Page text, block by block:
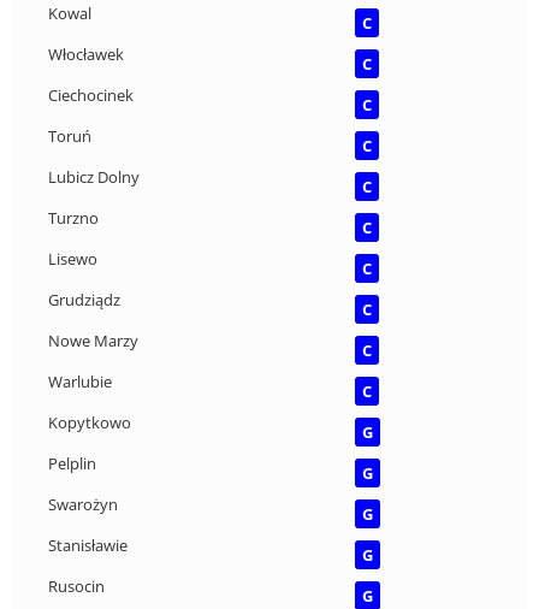
Kowal
C
Włocławek
C
Ciechocinek
C
Toruń
C
Lubicz Dolny
C
Turzno
C
Lisewo
C
Grudziądz
C
Nowe Marzy
C
Warlubie
C
Kopytkowo
G
Pelplin
G
Swarożyn
G
Stanisławie
G
Rusocin
G